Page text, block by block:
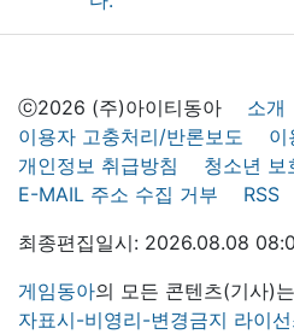
ⓒ2026 (주)아이티동아 소개
이용자 고충처리/반론보도
이
개인정보 취급방침
청소년 보
E-MAIL 주소 수집 거부
RSS
최종편집일시: 2026.08.08
게임동아의 모든 콘텐츠(기사)는
자표시-비영리-변경금지 라이